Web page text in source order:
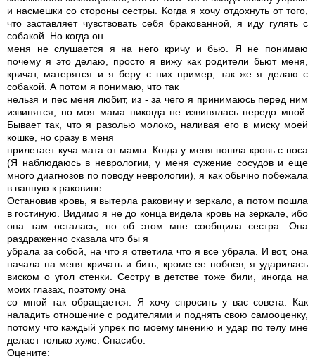
и насмешки со стороны сестры. Когда я хочу отдохнуть от того,
что заставляет чувствовать себя бракованной, я иду гулять с
собакой. Но когда он
меня не слушается я на него кричу и бью. Я не понимаю
почему я это делаю, просто я вижу как родители бьют меня,
кричат, матерятся и я беру с них пример, так же я делаю с
собакой. А потом я понимаю, что так
нельзя и пес меня любит, из - за чего я принимаюсь перед ним
извинятся, но моя мама никогда не извинялась передо мной.
Бывает так, что я разолью молоко, наливая его в миску моей
кошке, но сразу в меня
прилетает куча мата от мамы. Когда у меня пошла кровь с носа
(Я наблюдаюсь в неврологии, у меня сужение сосудов и еще
много диагнозов по поводу неврологии), я как обычно побежала
в ванную к раковине.
Остановив кровь, я вытерла раковину и зеркало, а потом пошла
в гостиную. Видимо я не до конца видела кровь на зеркале, ибо
она там осталась, но об этом мне сообщила сестра. Она
раздраженно сказала что бы я
убрала за собой, на что я ответила что я все убрала. И вот, она
начала на меня кричать и бить, кроме ее побоев, я ударилась
виском о угол стенки. Сестру в детстве тоже били, иногда на
моих глазах, поэтому она
со мной так обращается. Я хочу спросить у вас совета. Как
наладить отношение с родителями и поднять свою самооценку,
потому что каждый упрек по моему мнению и удар по телу мне
делает только хуже. Спасибо.
Оцените: